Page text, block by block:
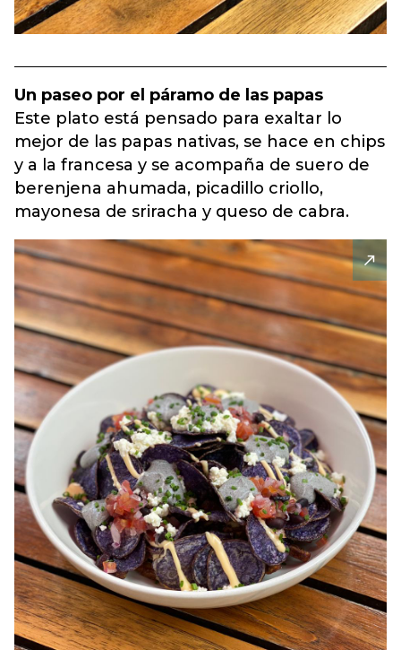
Un paseo por el páramo de las papas
Este plato está pensado para exaltar lo
mejor de las papas nativas, se hace en chips
y a la francesa y se acompaña de suero de
berenjena ahumada, picadillo criollo,
mayonesa de sriracha y queso de cabra.